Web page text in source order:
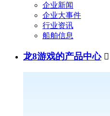
企业新闻
企业大事件
行业资讯
船舶信息
龙8游戏的产品中心 